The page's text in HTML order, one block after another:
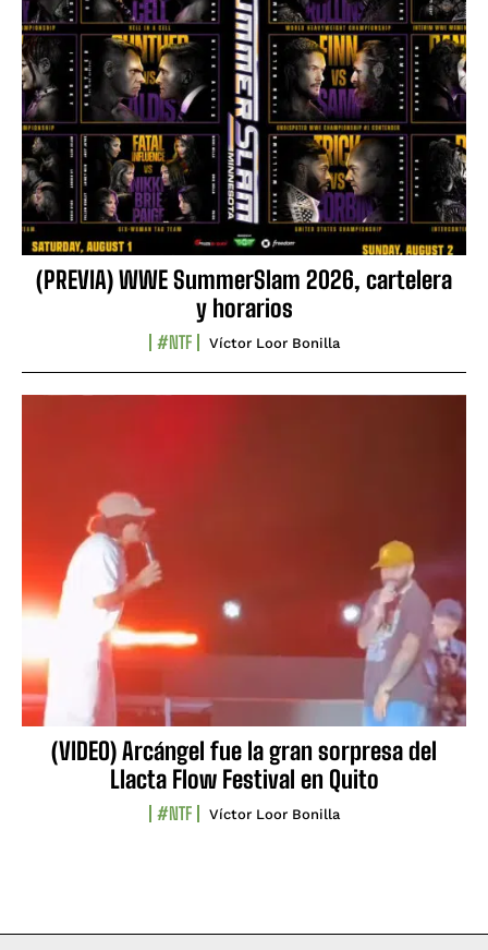
(PREVIA) WWE SummerSlam 2026, cartelera
y horarios
#NTF Víctor Loor Bonilla
(VIDEO) Arcángel fue la gran sorpresa del
Llacta Flow Festival en Quito
#NTF Víctor Loor Bonilla